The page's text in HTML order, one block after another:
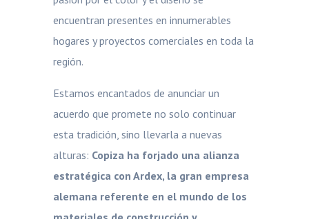
encuentran presentes en innumerables
hogares y proyectos comerciales en toda la
región.
Estamos encantados de anunciar un
acuerdo que promete no solo continuar
esta tradición, sino llevarla a nuevas
alturas: Copiza ha forjado una alianza
estratégica con Ardex, la gran empresa
alemana referente en el mundo de los